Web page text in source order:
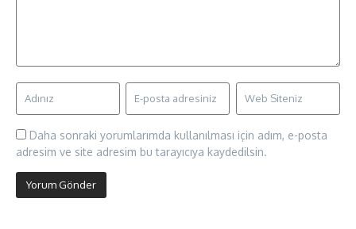
Daha sonraki yorumlarımda kullanılması için adım, e-posta
adresim ve site adresim bu tarayıcıya kaydedilsin.